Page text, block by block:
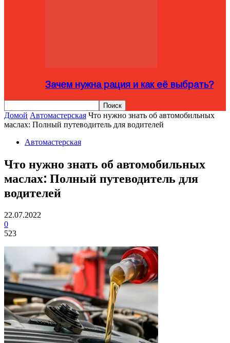
Зачем нужна рация и как её выбрать?
Домой Автомастерская Что нужно знать об автомобильных
маслах: Полный путеводитель для водителей
Автомастерская
Что нужно знать об автомобильных
маслах: Полный путеводитель для
водителей
22.07.2022
0
523